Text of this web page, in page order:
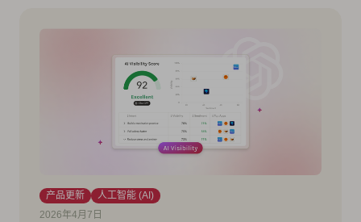
产品更新
人工智能 (AI)
2026年4月7日